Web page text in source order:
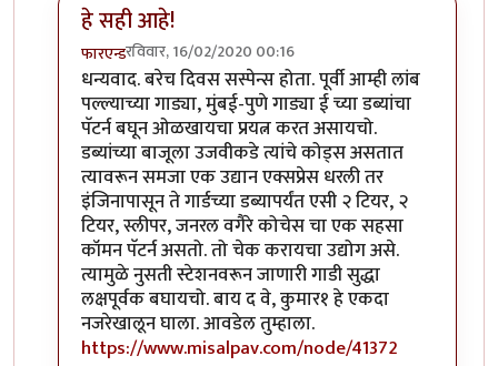
हे सही आहे!
फारएन्डरविवार, 16/02/2020 00:16
In reply toआणि हे हिंदी बघा ..byहेमंतकुमार
धन्यवाद. बरेच दिवस सस्पेन्स होता. पूर्वी आम्ही लांब
पल्ल्याच्या गाड्या, मुंबई-पुणे गाड्या ई च्या डब्यांचा
पॅटर्न बघून ओळखायचा प्रयत्न करत असायचो.
डब्यांच्या बाजूला उजवीकडे त्यांचे कोड्स असतात
त्यावरून समजा एक उद्यान एक्सप्रेस धरली तर
इंजिनापासून ते गार्डच्या डब्यापर्यंत एसी २ टियर, २
टियर, स्लीपर, जनरल वगैरे कोचेस चा एक सहसा
कॉमन पॅटर्न असतो. तो चेक करायचा उद्योग असे.
त्यामुळे नुसती स्टेशनवरून जाणारी गाडी सुद्धा
लक्षपूर्वक बघायचो. बाय द वे, कुमार१ हे एकदा
नजरेखालून घाला. आवडेल तुम्हाला.
https://www.misalpav.com/node/41372